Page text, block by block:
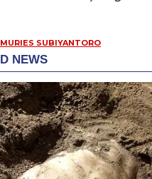
MURIES SUBIYANTORO